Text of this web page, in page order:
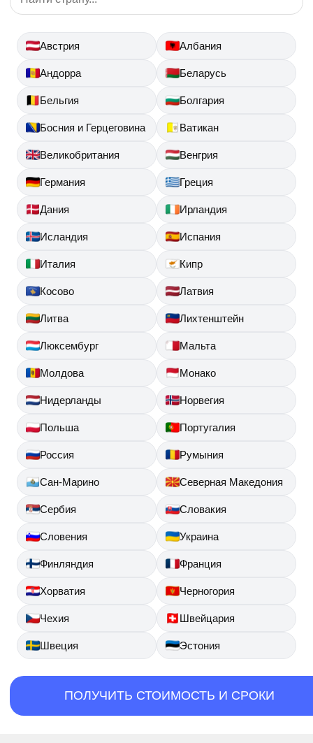
Австрия Албания
Андорра Беларусь
Бельгия Болгария
Босния и Герцеговина Ватикан
Великобритания Венгрия
Германия Греция
Дания Ирландия
Исландия Испания
Италия Кипр
Косово Латвия
Литва Лихтенштейн
Люксембург Мальта
Молдова Монако
Нидерланды Норвегия
Польша Португалия
Россия Румыния
Сан-Марино Северная Македония
Сербия Словакия
Словения Украина
Финляндия Франция
Хорватия Черногория
Чехия Швейцария
Швеция Эстония
ПОЛУЧИТЬ СТОИМОСТЬ И СРОКИ